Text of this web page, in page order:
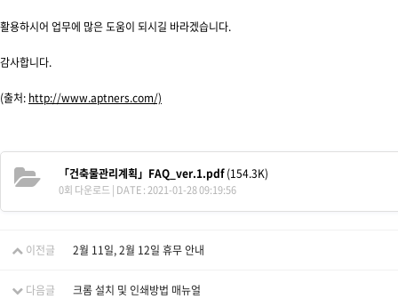
활용하시어 업무에 많은 도움이 되시길 바라겠습니다.
감사합니다.
(출처: http://www.aptners.com/)
「건축물관리계획」FAQ_ver.1.pdf(154.3K)
0회 다운로드 | DATE : 2021-01-28 09:19:56
이전글 2월 11일, 2월 12일 휴무 안내
다음글 크롬 설치 및 인쇄방법 매뉴얼